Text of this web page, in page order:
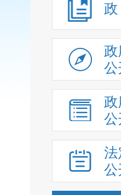
政
公
政
公
法
公